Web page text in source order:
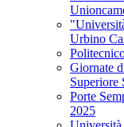
Urbino
Giornate
Superiore
Porte
2025